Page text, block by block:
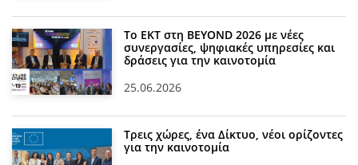
Το ΕΚΤ στη BEYOND 2026 με νέες
συνεργασίες, ψηφιακές υπηρεσίες και
δράσεις για την καινοτομία
25.06.2026
Τρεις χώρες, ένα Δίκτυο, νέοι ορίζοντες
για την καινοτομία